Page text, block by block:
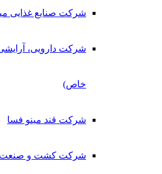
شرکت صنایع غذایی
شرکت دارویی،
خاص)
شرکت قند مینو فسا
شرکت کشت و صنعت